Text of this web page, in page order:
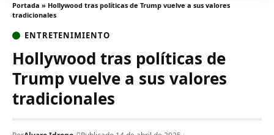
Portada » Hollywood tras políticas de Trump vuelve a sus valores
tradicionales
ENTRETENIMIENTO
Hollywood tras políticas de
Trump vuelve a sus valores
tradicionales